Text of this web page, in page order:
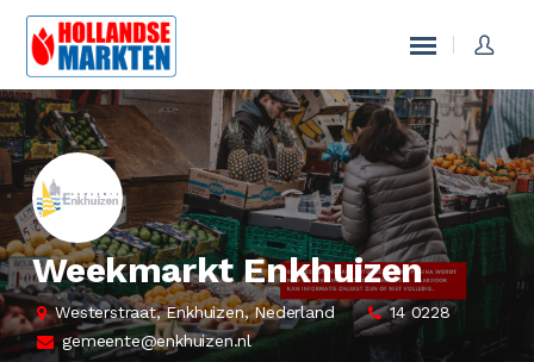
Weekmarkt Enkhuizen
Westerstraat, Enkhuizen, Nederland
14 0228
gemeente@enkhuizen.nl